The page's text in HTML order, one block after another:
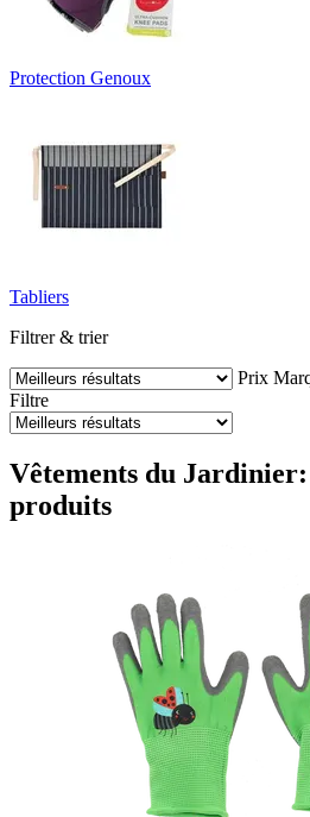
Protection Genoux
Tabliers
Filtrer & trier
Prix
Filtre
Vêtements du Jardinier:
produits